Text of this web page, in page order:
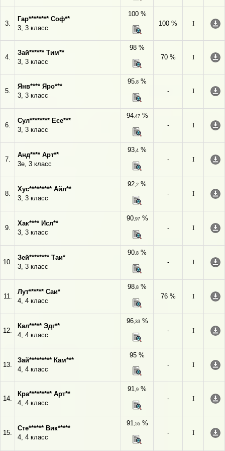
3.
Гар******** Соф**
3, 3 класс
100 %
100 %
I
4.
Зай****** Тим**
3, 3 класс
98 %
70 %
I
5.
Янв**** Яро***
3, 3 класс
95,8 %
-
I
6.
Сул******** Есе***
3, 3 класс
94,47%
-
I
7.
Анд**** Арт**
3е, 3 класс
93,4 %
-
I
8.
Хус********* Айл**
3, 3 класс
92,2 %
-
I
9.
Хак**** Исл**
3, 3 класс
90,97%
-
I
10.
Зей******** Таи*
3, 3 класс
90,8 %
-
I
11.
Лут****** Саи*
4, 4 класс
98,8 %
76 %
I
12.
Кал***** Эдг**
4, 4 класс
96,33%
-
I
13.
Зай********* Кам***
4, 4 класс
95 %
-
I
14.
Кра********* Арт**
4, 4 класс
91,9 %
-
I
15.
Сте****** Вик*****
4, 4 класс
91,55%
-
I